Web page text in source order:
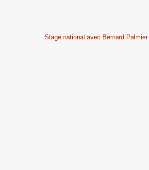
Stage national avec Bernard Palmier